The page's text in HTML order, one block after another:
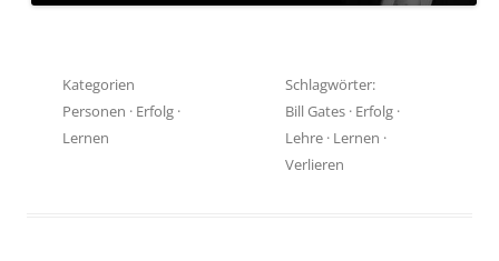
Kategorien
Personen · Erfolg ·
Lernen
Schlagwörter:
Bill Gates · Erfolg ·
Lehre · Lernen ·
Verlieren